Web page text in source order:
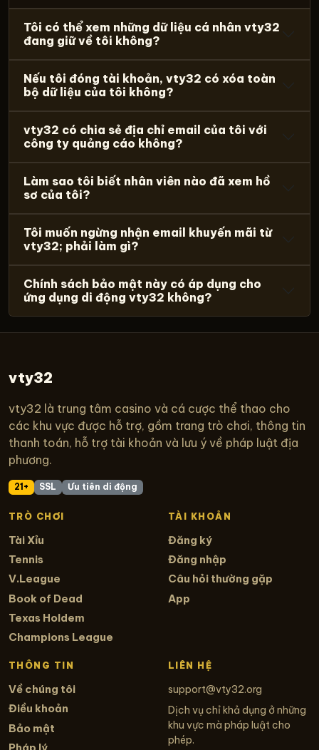
Tôi có thể xem những dữ liệu cá nhân vty32
đang giữ về tôi không?
Nếu tôi đóng tài khoản, vty32 có xóa toàn
bộ dữ liệu của tôi không?
vty32 có chia sẻ địa chỉ email của tôi với
công ty quảng cáo không?
Làm sao tôi biết nhân viên nào đã xem hồ
sơ của tôi?
Tôi muốn ngừng nhận email khuyến mãi từ
vty32; phải làm gì?
Chính sách bảo mật này có áp dụng cho
ứng dụng di động vty32 không?
vty32
vty32 là trung tâm casino và cá cược thể thao cho
các khu vực được hỗ trợ, gồm trang trò chơi, thông tin
thanh toán, hỗ trợ tài khoản và lưu ý về pháp luật địa
phương.
21+ SSL Ưu tiên di động
TRÒ CHƠI
Tài Xỉu
Tennis
V.League
Book of Dead
Texas Holdem
Champions League
TÀI KHOẢN
Đăng ký
Đăng nhập
Câu hỏi thường gặp
App
THÔNG TIN
Về chúng tôi
Điều khoản
Bảo mật
LIÊN HỆ
support@vty32.org
Dịch vụ chỉ khả dụng ở những
khu vực mà pháp luật cho
phép.